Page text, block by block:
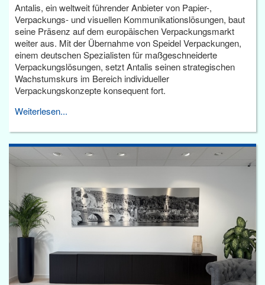
Antalis, ein weltweit führender Anbieter von Papier-,
Verpackungs- und visuellen Kommunikationslösungen, baut
seine Präsenz auf dem europäischen Verpackungsmarkt
weiter aus. Mit der Übernahme von Speidel Verpackungen,
einem deutschen Spezialisten für maßgeschneiderte
Verpackungslösungen, setzt Antalis seinen strategischen
Wachstumskurs im Bereich individueller
Verpackungskonzepte konsequent fort.
Weiterlesen...